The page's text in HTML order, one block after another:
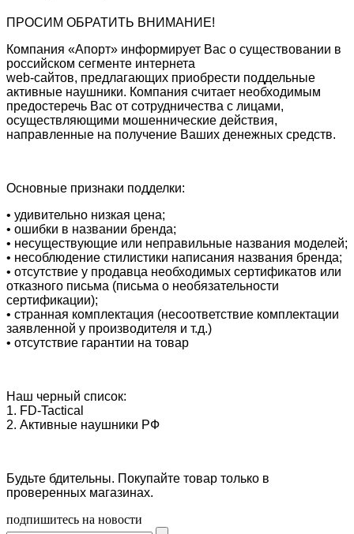
ПРОСИМ ОБРАТИТЬ ВНИМАНИЕ!
Компания «Апорт» информирует Вас о существовании в
российском сегменте интернета
web‑сайтов, предлагающих приобрести поддельные
активные наушники. Компания считает необходимым
предостеречь Вас от сотрудничества с лицами,
осуществляющими мошеннические действия,
направленные на получение Ваших денежных средств.
Основные признаки подделки:
• удивительно низкая цена;
• ошибки в названии бренда;
• несуществующие или неправильные названия моделей;
• несоблюдение стилистики написания названия бренда;
• отсутствие у продавца необходимых сертификатов или
отказного письма (письма о необязательности
сертификации);
• странная комплектация (несоответствие комплектации
заявленной у производителя и т.д.)
• отсутствие гарантии на товар
Наш черный список:
1. FD-Tactical
2. Активные наушники РФ
Будьте бдительны. Покупайте товар только в
проверенных магазинах.
подпишитесь на новости